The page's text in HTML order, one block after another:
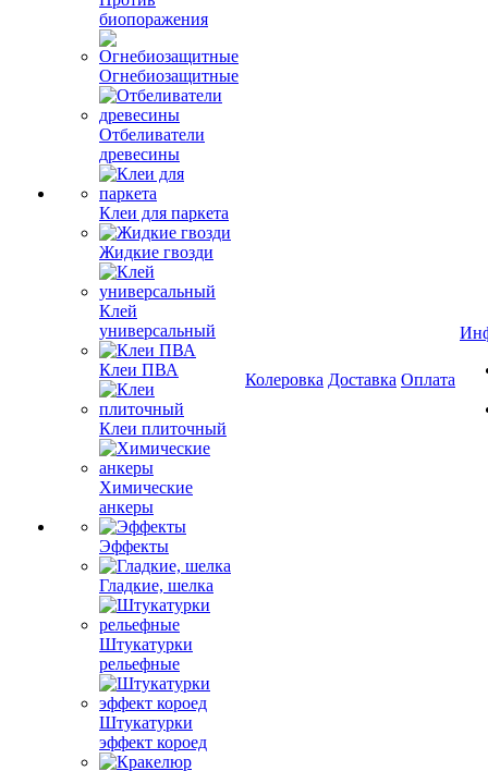
биопоражения
Огнебиозащитные
Отбеливатели
древесины
Клеи для паркета
Жидкие гвозди
Клей
универсальный
Клеи ПВА
Клеи плиточный
Химические
анкеры
Эффекты
Гладкие, шелка
Штукатурки
рельефные
Штукатурки
эффект короед
Колеровка Доставка Оплата